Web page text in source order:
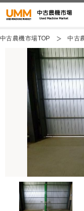
中古農機市場TOP 中古